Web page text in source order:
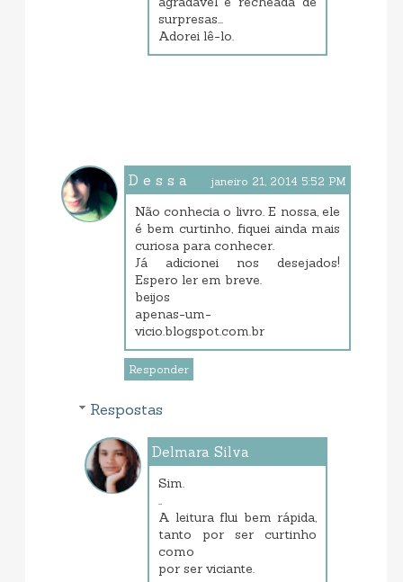
surpresas...
Adorei lê-lo.
D e s s a janeiro 21, 2014 5:52 PM
Não conhecia o livro. E nossa, ele
é bem curtinho, fiquei ainda mais
curiosa para conhecer.
Já adicionei nos desejados!
Espero ler em breve.
beijos
apenas-um-
vicio.blogspot.com.br
Responder
Respostas
Delmara Silva
Sim.
..
A leitura flui bem rápida,
tanto por ser curtinho
como
por ser viciante.